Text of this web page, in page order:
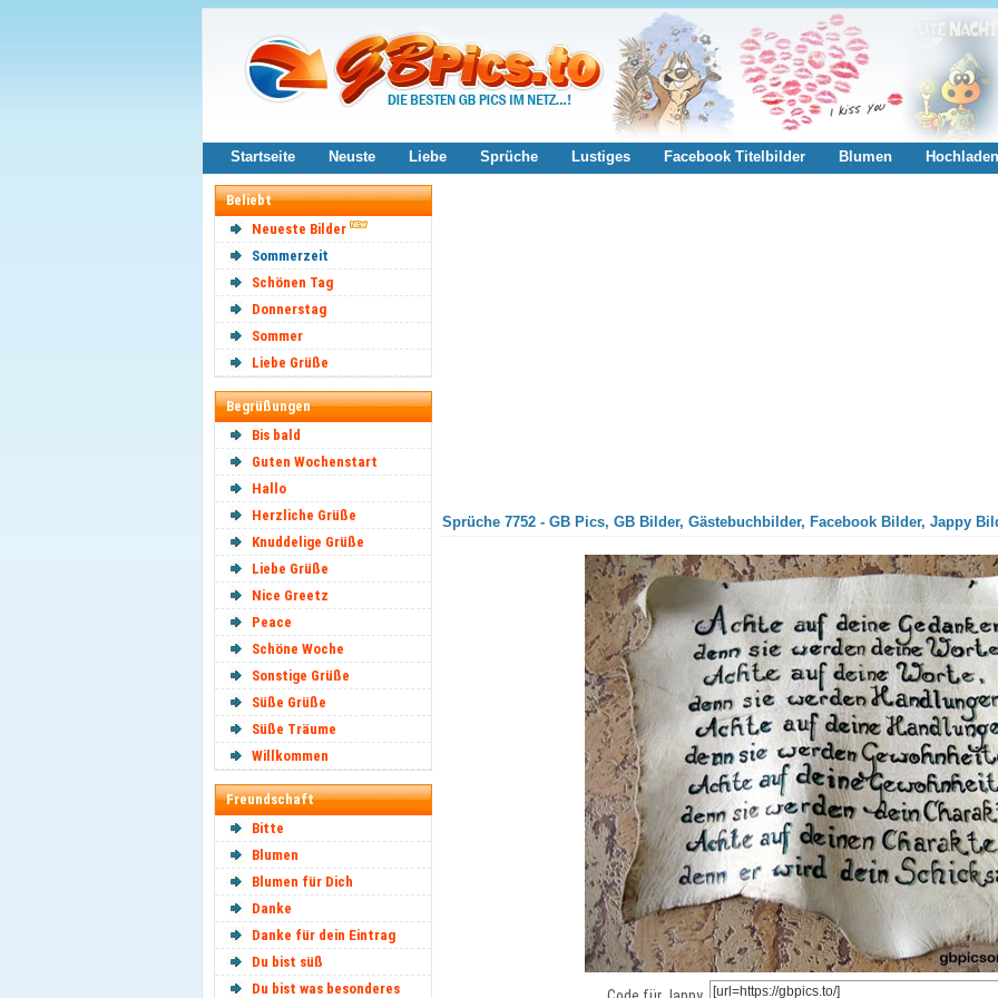
Startseite Neuste Liebe Sprüche Lustiges Facebook Titelbilder Blumen Hochladen
Beliebt
Neueste Bilder
Sommerzeit
Schönen Tag
Donnerstag
Sommer
Liebe Grüße
Begrüßungen
Bis bald
Guten Wochenstart
Hallo
Herzliche Grüße
Knuddelige Grüße
Liebe Grüße
Nice Greetz
Peace
Schöne Woche
Sonstige Grüße
Süße Grüße
Süße Träume
Willkommen
Freundschaft
Bitte
Blumen
Blumen für Dich
Danke
Danke für dein Eintrag
Du bist süß
Du bist was besonderes
Sprüche 7752 - GB Pics, GB Bilder, Gästebuchbilder, Facebook Bilder, Jappy